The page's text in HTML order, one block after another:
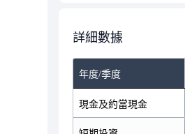
詳細數據
年度/季度
2024-Q2
現金及約當現金
300,846